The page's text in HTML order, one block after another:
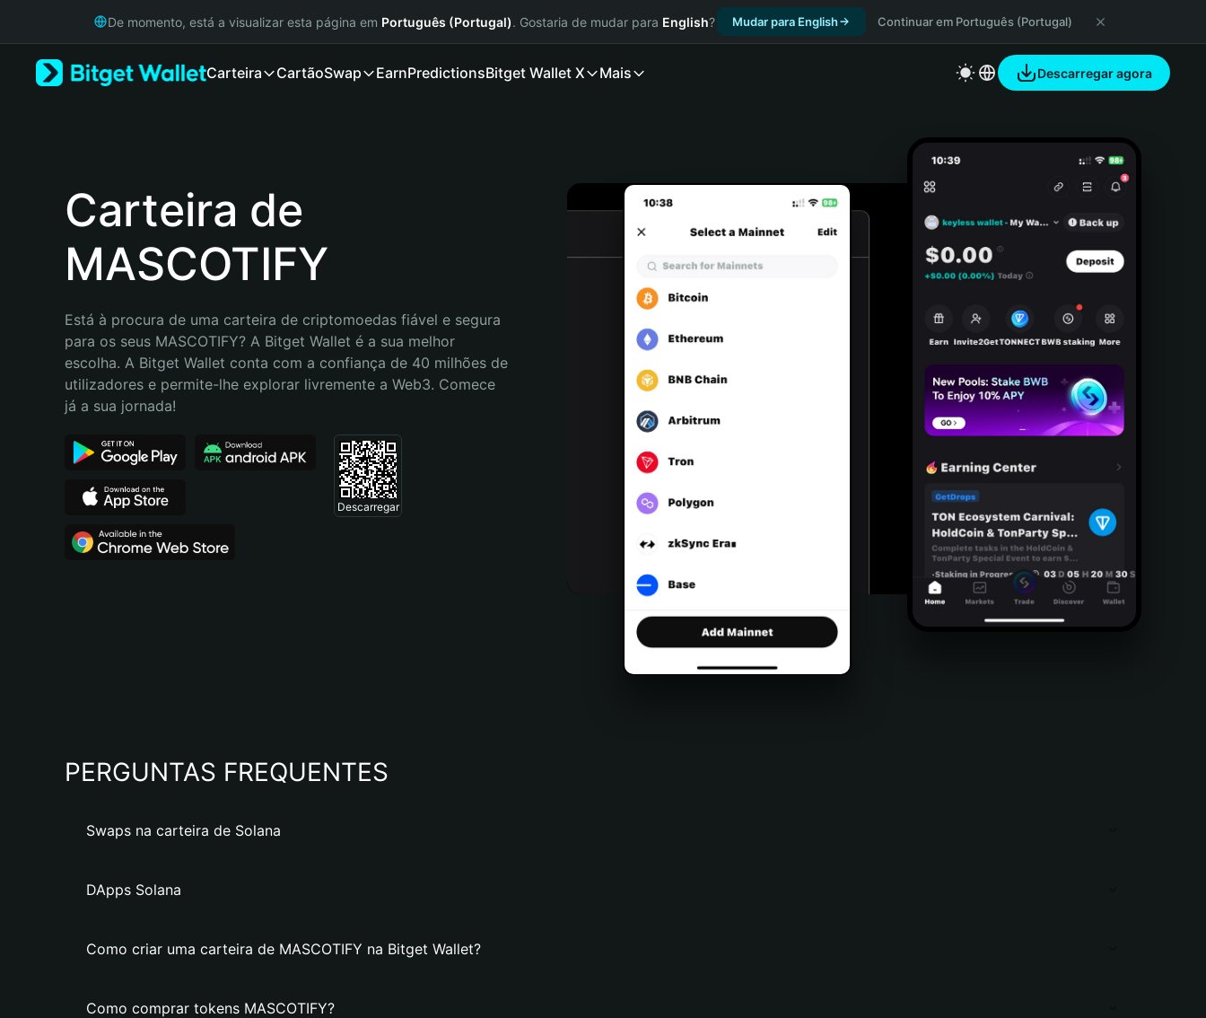
Русский
Português (Portugal)
Bahasa Indonesia
Português (Brasil)
Español (Argentina)
De momento, está a visualizar esta página em Português (Portugal). Gostaria de mudar para English? Mudar para English Continuar em Português (Portugal)
Carteira CartãoSwap EarnPredictionsBitget Wallet X Mais Descarregar agora
Carteira de
MASCOTIFY
Está à procura de uma carteira de criptomoedas fiável e segura
para os seus MASCOTIFY? A Bitget Wallet é a sua melhor
escolha. A Bitget Wallet conta com a confiança de 40 milhões de
utilizadores e permite-lhe explorar livremente a Web3. Comece
já a sua jornada!
Descarregar
PERGUNTAS FREQUENTES
Swaps na carteira de Solana
DApps Solana
Como criar uma carteira de MASCOTIFY na Bitget Wallet?
Como comprar tokens MASCOTIFY?